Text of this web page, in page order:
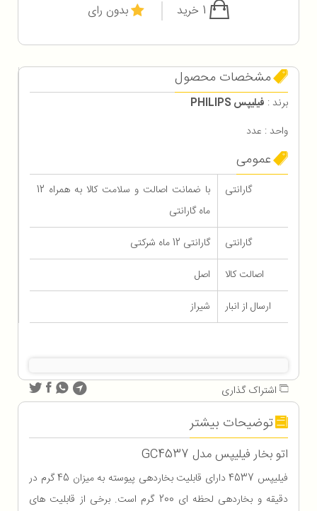
بدون رای
مشخصات محصول
برند : فیلیپس PHILIPS
واحد : عدد
عمومی
گارانتی
با ضمانت اصالت و سلامت کالا به همراه 12
ماه گارانتی
گارانتی
گارانتی 12 ماه شرکتی
اصالت کالا
اصل
ارسال از انبار
شیراز
اشتراک گذاری
توضیحات بیشتر
اتو بخار فیلیپس مدل GC4537
فیلیپس 4537 دارای قابلیت بخاردهی پیوسته به میزان 45 گرم در
دقیقه و بخاردهی لحظه ای 200 گرم است. برخی از قابلیت های